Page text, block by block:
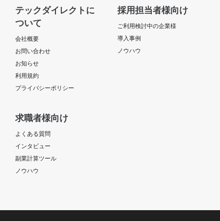
ChatGPT, Cursor, Devin 【補足】 将来エンドクライアントの社員
になってもOKというお考えの方は 経験が少なくとも優遇いたしま
す！ 弊社は多くのエージェント様と違い、社員化の際に紹介フィ
ーをいただいていないため、登用がスムーズに進みやすい環境で
テックダイレクトに
ついて
会社概要
お問い合わせ
お知らせ
利用規約
プライバシーポリシー
採用担当者様向け
ご利用検討中の企業様
導入事例
ノウハウ
求職者様向け
よくある質問
インタビュー
副業計算ツール
ノウハウ